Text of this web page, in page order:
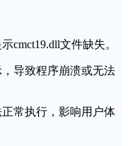
cmct19.dll文件缺失。
导致程序崩溃或无法
常执行，影响用户体